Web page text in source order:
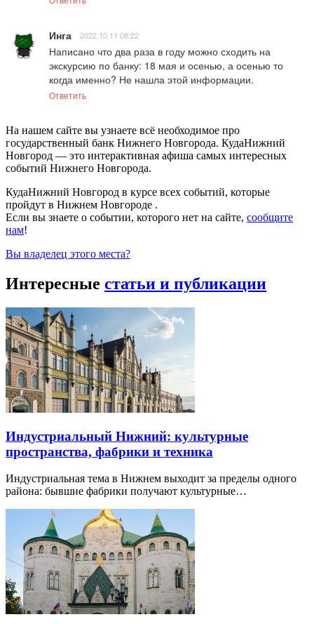
Инга 2022.10.11 08:22
Написано что два раза в году можно сходить на
экскурсию по банку: 18 мая и осенью, а осенью то
когда именно? Не нашла этой информации.
Ответить
На нашем сайте вы узнаете всё необходимое про
государственный банк Нижнего Новгорода. КудаНижний
Новгород — это интерактивная афиша самых интересных
событий Нижнего Новгорода.
КудаНижний Новгород в курсе всех событий, которые
пройдут в Нижнем Новгороде .
Если вы знаете о событии, которого нет на сайте, сообщите
нам!
Вы владелец этого места?
Интересные статьи и публикации
Индустриальный Нижний: культурные
пространства, фабрики и техника
Индустриальная тема в Нижнем выходит за пределы одного
района: бывшие фабрики получают культурные…